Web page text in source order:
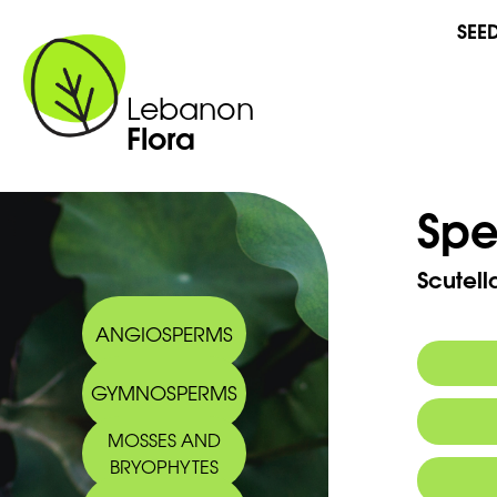
Lebanon
Flora
ANGIOSPERMS
GYMNOSPERMS
MOSSES AND
BRYOPHYTES